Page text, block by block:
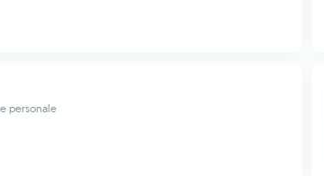
personale